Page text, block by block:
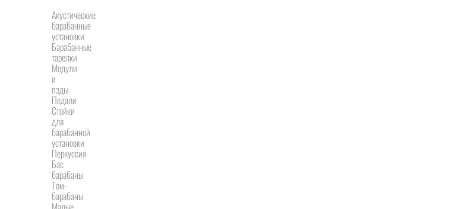
Акустические
барабанные
установки
Барабанные
тарелки
Модули
и
пэды
Педали
Стойки
для
барабанной
установки
Перкуссия
Бас
барабаны
Том-
барабаны